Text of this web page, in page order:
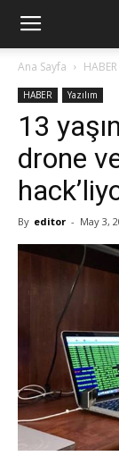
Ana Sayfa HABER
HABER Yazılım
13
drone
By editor - May 3,